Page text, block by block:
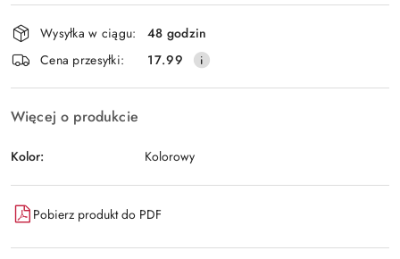
Wyślij
Dostępność
i
dostawa
Wysyłka w ciągu:
48 godzin
Cena przesyłki:
17.99
Więcej o produkcie
Kolor: Kolorowy
Pobierz produkt do PDF